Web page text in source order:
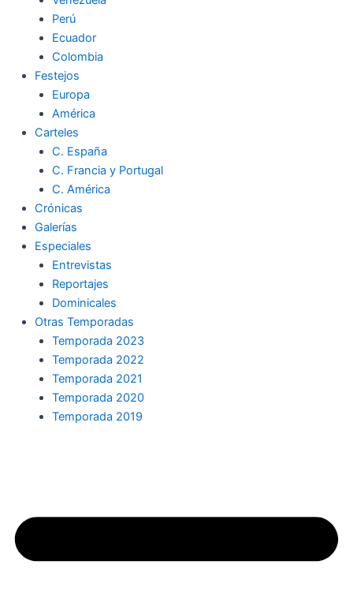
Perú
Ecuador
Colombia
Festejos
Europa
América
Carteles
C. España
C. Francia y Portugal
C. América
Crónicas
Galerías
Especiales
Entrevistas
Reportajes
Dominicales
Otras Temporadas
Temporada 2023
Temporada 2022
Temporada 2021
Temporada 2020
Temporada 2019